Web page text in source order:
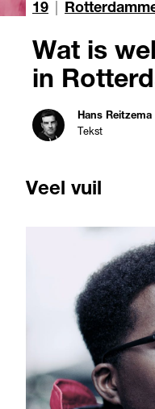
19
Wat is
in
Hans Reitzema
Tekst
Veel vuil